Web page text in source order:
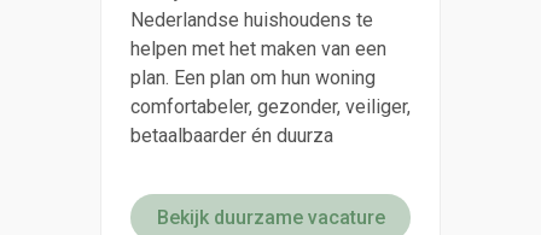
Nederlandse huishoudens te
helpen met het maken van een
plan. Een plan om hun woning
comfortabeler, gezonder, veiliger,
betaalbaarder én duurza
Bekijk duurzame vacature